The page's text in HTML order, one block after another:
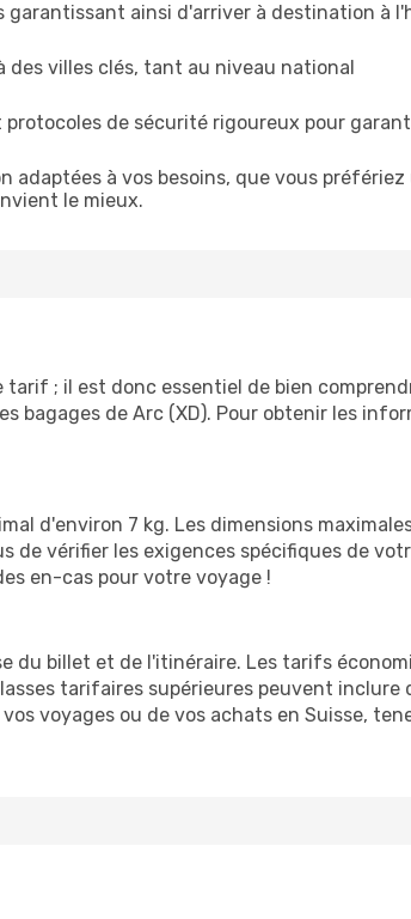
ainsi d'arriver à destination à
des villes clés, tant au niveau national
de sécurité rigoureux pour
adaptées à vos besoins, que vous
le mieux.
; il est donc essentiel de bien
bagages de Arc (XD). Pour obtenir les
d'environ 7 kg. Les dimensions
de vérifier les exigences spécifiques de
en-cas pour votre voyage !
du billet et de l'itinéraire. Les tarifs
tarifaires supérieures peuvent inclure
voyages ou de vos achats en Suisse,